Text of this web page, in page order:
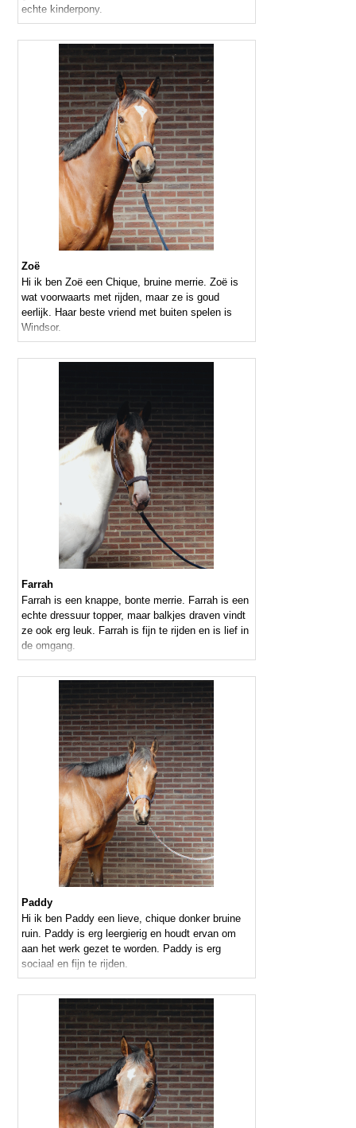
echte kinderpony.
Zoë
Hi ik ben Zoë een Chique, bruine merrie. Zoë is
wat voorwaarts met rijden, maar ze is goud
eerlijk. Haar beste vriend met buiten spelen is
Windsor.
Farrah
Farrah is een knappe, bonte merrie. Farrah is een
echte dressuur topper, maar balkjes draven vindt
ze ook erg leuk. Farrah is fijn te rijden en is lief in
de omgang.
Paddy
Hi ik ben Paddy een lieve, chique donker bruine
ruin. Paddy is erg leergierig en houdt ervan om
aan het werk gezet te worden. Paddy is erg
sociaal en fijn te rijden.